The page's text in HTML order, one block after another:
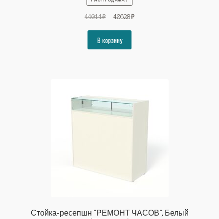
44014₽
Первоначальная
составляла
44014₽.
40628₽Текущая
В корзину
Стойка-ресепшн "РЕМОНТ ЧАСОВ", Белый